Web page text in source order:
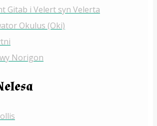
Gitab i Velert syn Velerta
Okulus (Oki)
Norigon